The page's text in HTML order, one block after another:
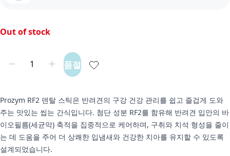
Out of stock
품절
Prozym RF2 덴탈 스틱은 반려견의 구강 건강 관리를 쉽고 즐겁게 도와
주는 맛있는 씹는 간식입니다. 첨단 성분 RF2를 함유해 반려견 입안의 바
이오필름(세균막) 축적을 집중적으로 케어하며, 구취와 치석 형성을 줄이
는 데 도움을 주어 더 상쾌한 입냄새와 건강한 치아를 유지할 수 있도록
설계되었습니다.